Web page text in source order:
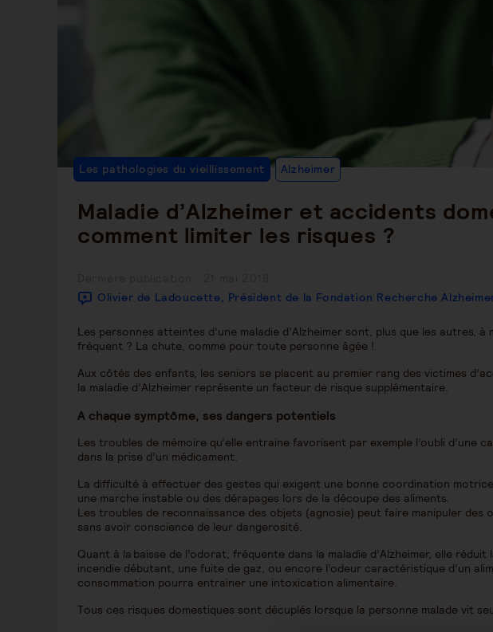
deutschland,mannheim,lifestyle,senior,pflege
Maladie d’Alzheimer et accidents
comment limiter les risques ?
publiée :
Olivier de Ladoucette, Président de la Fondation Recherche
Post
Les pathologies du vieillissement Alzheimer
Les personnes atteintes d’une maladie d’Alzheimer sont, plus que les autres, à
fréquent ? La chute, comme pour toute personne âgée !
Aux côtés des enfants, les seniors se placent au premier rang des victimes
la maladie d’Alzheimer représente un facteur de risque supplémentaire.
A chaque symptôme, ses dangers potentiels
Les troubles de mémoire qu’elle entraine favorisent par exemple l’oubli d’une
dans la prise d’un médicament.
La difficulté à effectuer des gestes qui exigent une bonne coordination
une marche instable ou des dérapages lors de la découpe des aliments.
Les troubles de reconnaissance des objets (agnosie) peut faire manipuler des
sans avoir conscience de leur dangerosité.
Quant à la baisse de l’odorat, fréquente dans la maladie d’Alzheimer, elle
incendie débutant, une fuite de gaz, ou encore l’odeur caractéristique d’un
consommation pourra entrainer une intoxication alimentaire.
Tous ces risques domestiques sont décuplés lorsque la personne malade vit